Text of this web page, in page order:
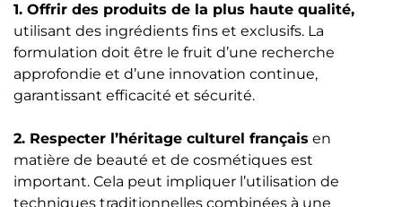
1. Offrir des produits de la plus haute qualité,
utilisant des ingrédients fins et exclusifs. La
formulation doit être le fruit d’une recherche
approfondie et d’une innovation continue,
garantissant efficacité et sécurité.
2. Respecter l’héritage culturel français en
matière de beauté et de cosmétiques est
important. Cela peut impliquer l’utilisation de
techniques traditionnelles combinées à une